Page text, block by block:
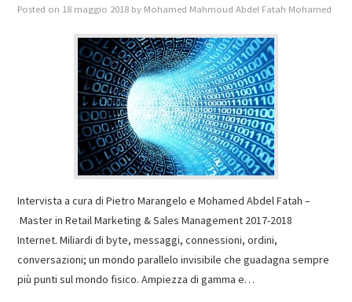
Posted on 18 maggio 2018 by Mohamed Mahmoud Abdel Fatah Mohamed
Intervista a cura di Pietro Marangelo e Mohamed Abdel Fatah –
Master in Retail Marketing & Sales Management 2017-2018
Internet. Miliardi di byte, messaggi, connessioni, ordini,
conversazioni; un mondo parallelo invisibile che guadagna sempre
più punti sul mondo fisico. Ampiezza di gamma e…